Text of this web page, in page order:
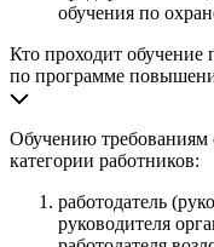
обучения по
Кто проходит обучение
по программе
Обучению требованиям
категории работников:
работодатель
руководителя